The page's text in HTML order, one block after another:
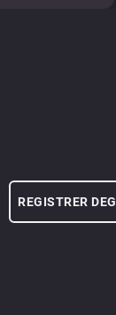
REGISTRER DEG